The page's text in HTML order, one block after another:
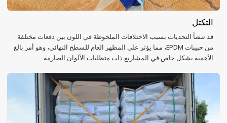
التكتل
قد تنشأ التحديات بسبب الاختلافات الملحوظة في اللون بين دفعات مختلفة
من حبيبات EPDM، مما يؤثر على المظهر العام للسطح النهائي، وهو أمر بالغ
الأهمية بشكل خاص في المشاريع ذات متطلبات الألوان الصارمة.